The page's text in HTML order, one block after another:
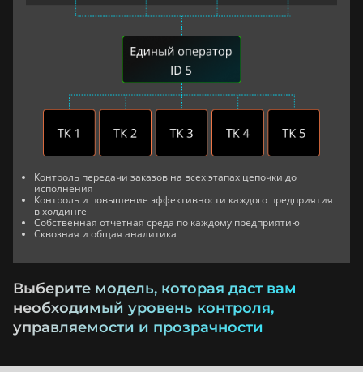
Контроль передачи заказов на всех этапах цепочки до
исполнения
Контроль и повышение эффективности каждого предприятия
в холдинге
Собственная отчетная среда по каждому предприятию
Сквозная и общая аналитика
Выберите модель, которая даст вам
необходимый уровень контроля,
управляемости и прозрачности